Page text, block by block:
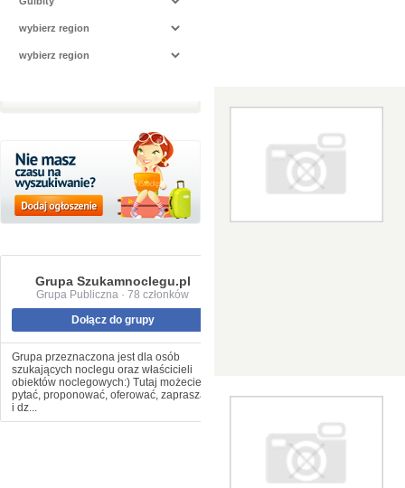
Grupa Szukamnoclegu.pl
Grupa Publiczna · 78 członków
Dołącz do grupy
Grupa przeznaczona jest dla osób
szukających noclegu oraz właścicieli
obiektów noclegowych:) Tutaj możecie
pytać, proponować, oferować, zapraszać
i dz...